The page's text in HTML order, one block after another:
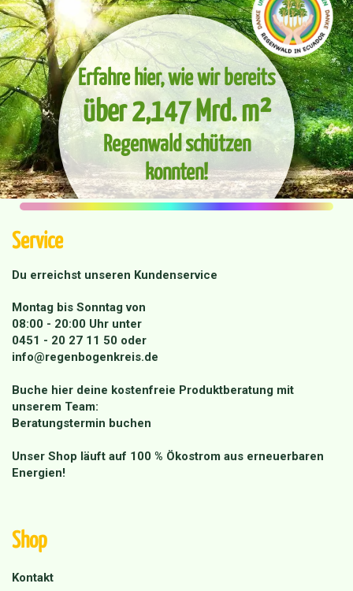
Erfahre hier, wie wir bereits
über 2,147 Mrd. m²
Regenwald schützen
konnten!
Service
Du erreichst unseren Kundenservice
Montag bis Sonntag von
08:00 - 20:00 Uhr unter
0451 - 20 27 11 50 oder
info@regenbogenkreis.de
Buche hier deine kostenfreie Produktberatung mit
unserem Team:
Beratungstermin buchen
Unser Shop läuft auf 100 % Ökostrom aus erneuerbaren
Energien!
Shop
Kontakt